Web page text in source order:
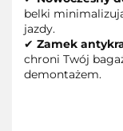
belki
jazdy.
✔ Zamek
chroni Twój
demontażem.